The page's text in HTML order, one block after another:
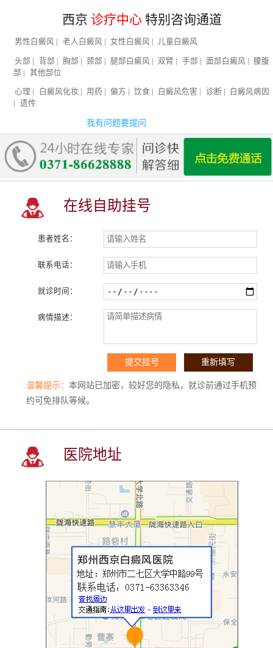
西京 诊疗中心 特别咨询通道
男性白癜风 老人白癜风 女性白癜风 儿童白癜风
头部 | 背部 | 胸部 | 颈部 | 腿部白癜风 | 双臂 | 手部 | 面部白癜风 | 腰腹
部 | 其他部位
心理 白癜风化妆 用药 偏方 饮食 白癜风危害 诊断
白癜风病因
遗传
我有问题要提问
在线自助挂号
患者姓名：
联系电话：
就诊时间：
病情描述：
温馨提示：本网站已加密，较好您的隐私，就诊前通过手机预
约可免排队等候。
医院地址